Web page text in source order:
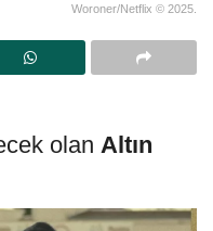
Woroner/Netflix © 2025.
olan Altın